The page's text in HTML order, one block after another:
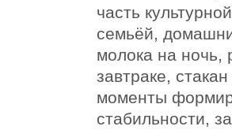
часть
семьёй,
молока на ночь,
завтраке,
моменты
стабильности,